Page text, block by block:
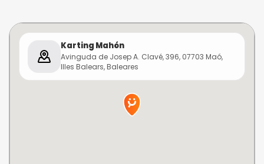
Karting Mahón
Avinguda de Josep A. Clavé, 396, 07703 Maó,
Illes Balears, Baleares